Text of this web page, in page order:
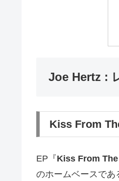
Joe Hertz :
Kiss From
EP『Kiss From
のホームベースであ